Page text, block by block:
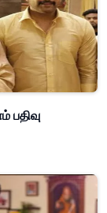
பதிவு